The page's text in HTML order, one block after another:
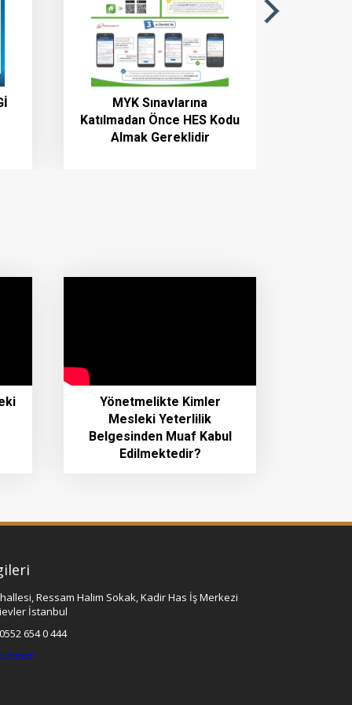
MYK Sınavlarına
Katılmadan Önce HES Kodu
Almak Gereklidir
Yönetmelikte Kimler
Mesleki Yeterlilik
Belgesinden Muaf Kabul
Edilmektedir?
Ressam Halim Sokak, Kadir Has İş Merkezi
İstanbul
654 0 444